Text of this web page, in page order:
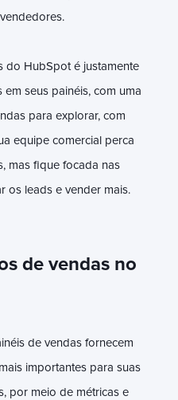
do HubSpot é justamente
seus painéis, com uma
para explorar, com
equipe comercial perca
mas fique focada nas
os leads e vender mais.
de vendas no
de vendas fornecem
importantes para suas
por meio de métricas e